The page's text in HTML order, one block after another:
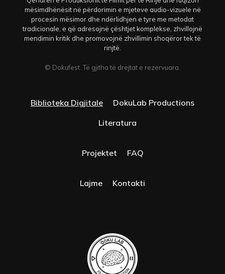
mësimdhënësit në përdorimin e mjeteve audio-vizuele në
procesin mësimor dhe ndërlidhjen e tyre me metodat
tradicionale, e që adresojnë çështjet komplekse, zhvillojnë
mendimin kritik dhe promovojnë zhvillimin shoqëror tek të
rinjtë.
© Dokufest. Të gjitha të drejtat e rezervuara.
Biblioteka Digjitale
DokuLab Productions
Literatura
Projektet FAQ
Lajme Kontakti